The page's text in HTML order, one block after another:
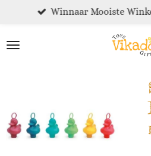
naar
Winnaar Mooiste